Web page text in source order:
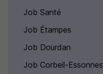
Job Santé
Job Étampes
Job Dourdan
Job Corbeil-Essonnes